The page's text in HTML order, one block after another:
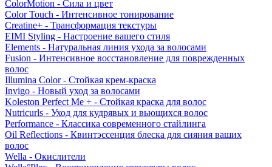
ColorMotion - Сила и цвет
Color Touch - Интенсивное тонирование
Creatine+ - Трансформация текстуры
EIMI Styling - Настроение вашего стиля
Elements - Натуральная линия ухода за волосами
Fusion - Интенсивное восстановление для поврежденных
волос
Illumina Color - Стойкая крем-краска
Invigo - Новый уход за волосами
Koleston Perfect Me + - Стойкая краска для волос
Nutricurls - Уход для кудрявых и вьющихся волос
Performance - Классика современного стайлинга
Oil Reflections - Квинтэссенция блеска для сияния ваших
волос
Wella - Окислители